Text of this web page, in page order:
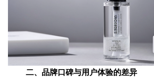
二、品牌口碑与用户体验的差异